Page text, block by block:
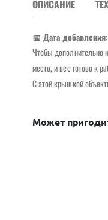
ОПИСАНИЕ
📅 Дата добавления:
Чтобы дополнительно
место, и все готово к
С этой крышкой
Может